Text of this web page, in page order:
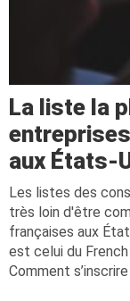
La liste la
aux États-
Les listes des
très loin d'être
françaises aux
est celui du
Comment